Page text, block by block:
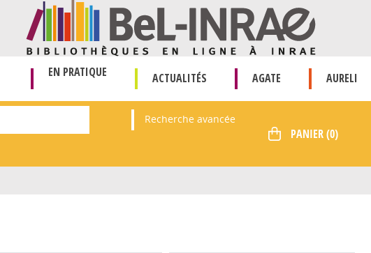
EN PRATIQUE ACTUALITÉS AGATE AURELI
Recherche avancée